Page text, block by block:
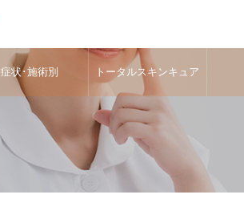
症状･施術別 トータルスキンキュア